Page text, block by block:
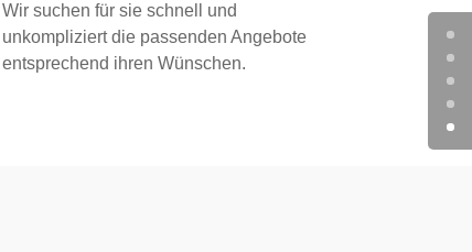
Wir suchen für sie schnell und
unkompliziert die passenden Angebote
entsprechend ihren Wünschen.